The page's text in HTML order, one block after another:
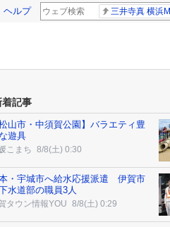
ヘルプ 三井寺真 横浜M
着記事
松山市・中須賀公園】バラエティ豊
遊具
こまち 8/8(土) 0:30
・宇城市へ給水応援派遣 伊賀市
水道部の職員3人
タウン情報YOU 8/8(土) 0:29